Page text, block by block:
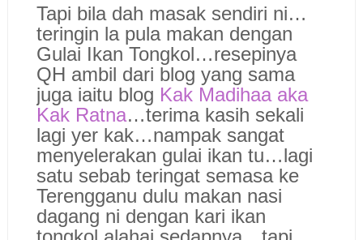
Tapi bila dah masak sendiri ni…
teringin la pula makan dengan
Gulai Ikan Tongkol…resepinya
QH ambil dari blog yang sama
juga iaitu blog Kak Madihaa aka
Kak Ratna…terima kasih sekali
lagi yer kak…nampak sangat
menyelerakan gulai ikan tu…lagi
satu sebab teringat semasa ke
Terengganu dulu makan nasi
dagang ni dengan kari ikan